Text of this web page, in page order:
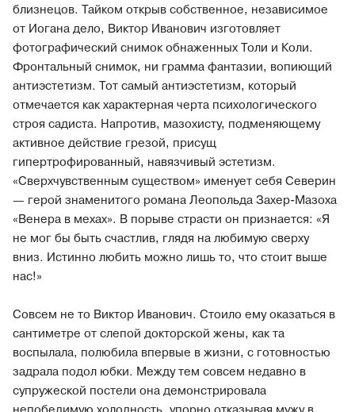
близнецов. Тайком открыв собственное, независимое
от Иогана дело, Виктор Иванович изготовляет
фотографический снимок обнаженных Толи и Коли.
Фронтальный снимок, ни грамма фантазии, вопиющий
антиэстетизм. Тот самый антиэстетизм, который
отмечается как характерная черта психологического
строя садиста. Напротив, мазохисту, подменяющему
активное действие грезой, присущ
гипертрофированный, навязчивый эстетизм.
«Сверхчувственным существом» именует себя Северин
— герой знаменитого романа Леопольда Захер-Мазоха
«Венера в мехах». В порыве страсти он признается: «Я
не мог бы быть счастлив, глядя на любимую сверху
вниз. Истинно любить можно лишь то, что стоит выше
нас!»
Совсем не то Виктор Иванович. Стоило ему оказаться в
сантиметре от слепой докторской жены, как та
воспылала, полюбила впервые в жизни, с готовностью
задрала подол юбки. Между тем совсем недавно в
супружеской постели она демонстрировала